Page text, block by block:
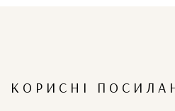
КОРИСНІ